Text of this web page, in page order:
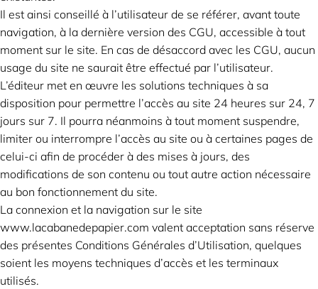
Il est ainsi conseillé à l’utilisateur de se référer, avant toute
navigation, à la dernière version des CGU, accessible à tout
moment sur le site. En cas de désaccord avec les CGU, aucun
usage du site ne saurait être effectué par l’utilisateur.
L’éditeur met en œuvre les solutions techniques à sa
disposition pour permettre l’accès au site 24 heures sur 24, 7
jours sur 7. Il pourra néanmoins à tout moment suspendre,
limiter ou interrompre l’accès au site ou à certaines pages de
celui-ci afin de procéder à des mises à jours, des
modifications de son contenu ou tout autre action nécessaire
au bon fonctionnement du site.
La connexion et la navigation sur le site
www.lacabanedepapier.com valent acceptation sans réserve
des présentes Conditions Générales d’Utilisation, quelques
soient les moyens techniques d’accès et les terminaux
utilisés.